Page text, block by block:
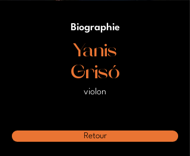
Biographie
Yanis
Grisó
violon
Retour